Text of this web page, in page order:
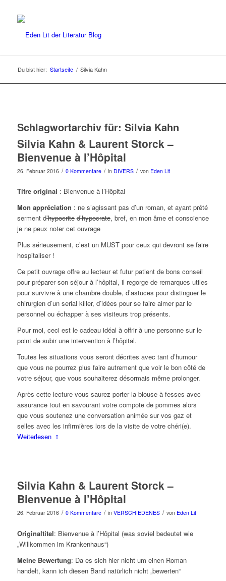
Du bist hier: Startseite / Silvia Kahn
Schlagwortarchiv für: Silvia Kahn
Silvia Kahn & Laurent Storck –
Bienvenue à l’Hôpital
26. Februar 2016 / 0 Kommentare / in DIVERS / von Eden Lit
Titre original : Bienvenue à l’Hôpital
Mon appréciation : ne s’agissant pas d’un roman, et ayant prêté
serment d’hypocrite d’hypocrate, bref, en mon âme et conscience
je ne peux noter cet ouvrage
Plus sérieusement, c’est un MUST pour ceux qui devront se faire
hospitaliser !
Ce petit ouvrage offre au lecteur et futur patient de bons conseil
pour préparer son séjour à l’hôpital, il regorge de remarques utiles
pour survivre à une chambre double, d’astuces pour distinguer le
chirurgien d’un serial killer, d’idées pour se faire aimer par le
personnel ou échapper à ses visiteurs trop présents.
Pour moi, ceci est le cadeau idéal à offrir à une personne sur le
point de subir une intervention à l’hôpital.
Toutes les situations vous seront décrites avec tant d’humour
que vous ne pourrez plus faire autrement que voir le bon côté de
votre séjour, que vous souhaiterez désormais même prolonger.
Après cette lecture vous saurez porter la blouse à fesses avec
assurance tout en savourant votre compote de pommes alors
que vous soutenez une conversation animée sur vos gaz et
selles avec les infirmières lors de la visite de votre chéri(e).
Weiterlesen
Silvia Kahn & Laurent Storck –
Bienvenue à l’Hôpital
26. Februar 2016 / 0 Kommentare / in VERSCHIEDENES / von Eden Lit
Originaltitel: Bienvenue à l’Hôpital (was soviel bedeutet wie
„Willkommen im Krankenhaus“)
Meine Bewertung: Da es sich hier nicht um einen Roman
handelt, kann ich diesen Band natürlich nicht „bewerten“